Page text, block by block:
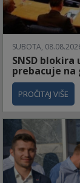
SUBOTA,
SNSD
prebacuje na
PROČITAJ VIŠE